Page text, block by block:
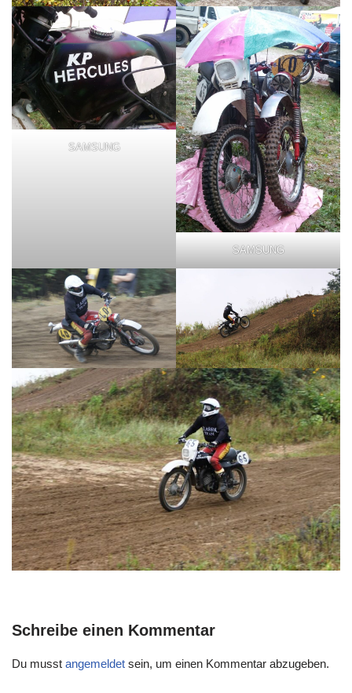
SAMSUNG
SAMSUNG
Schreibe einen Kommentar
Du musst angemeldet sein, um einen Kommentar abzugeben.